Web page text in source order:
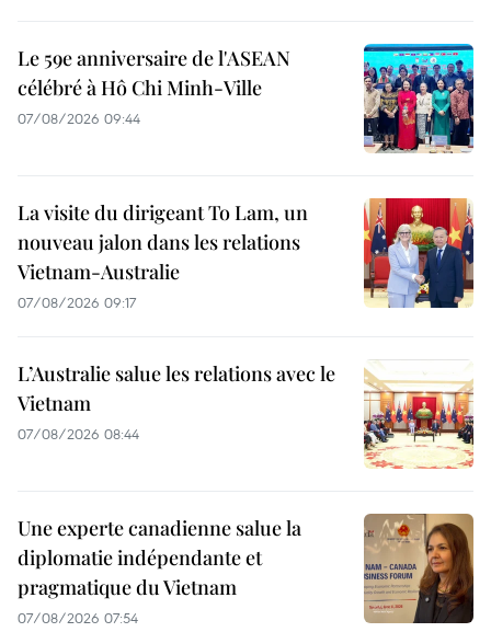
Le 59e anniversaire de l'ASEAN
célébré à Hô Chi Minh-Ville
07/08/2026 09:44
La visite du dirigeant To Lam, un
nouveau jalon dans les relations
Vietnam-Australie
07/08/2026 09:17
L’Australie salue les relations avec le
Vietnam
07/08/2026 08:44
Une experte canadienne salue la
diplomatie indépendante et
pragmatique du Vietnam
07/08/2026 07:54